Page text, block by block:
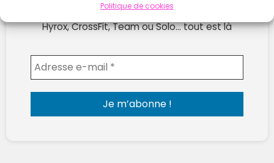
Politique de cookies
publiées sur WOD Open.
Hyrox, CrossFit, Team ou Solo… tout est là